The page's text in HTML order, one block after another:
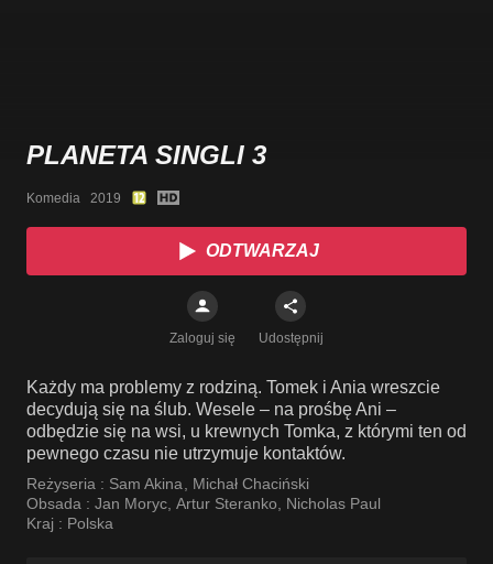
PLANETA SINGLI 3
Komedia   2019
ODTWARZAJ
Zaloguj się Udostępnij
Każdy ma problemy z rodziną. Tomek i Ania wreszcie
decydują się na ślub. Wesele – na prośbę Ani –
odbędzie się na wsi, u krewnych Tomka, z którymi ten od
pewnego czasu nie utrzymuje kontaktów.
Reżyseria : Sam Akina
Michał Chaciński
Obsada : Jan Moryc Artur Steranko
Nicholas Paul
Kraj : Polska